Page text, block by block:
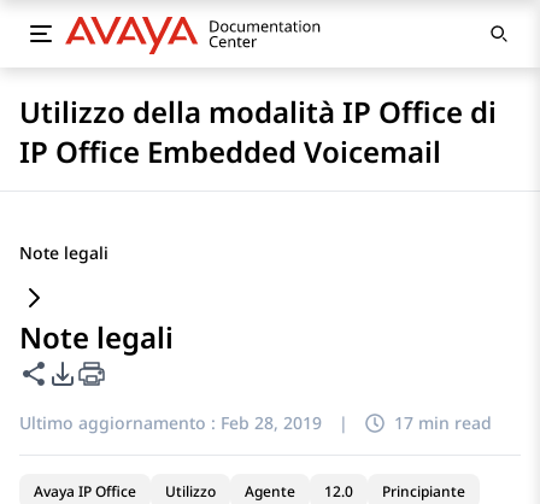
Utilizzo della modalità IP Office di
IP Office Embedded Voicemail
Note legali
Note legali
Condividi questa pagina
Opzioni di esportazione PDF
Ultimo aggiornamento : Feb 28, 2019 | 17 min read
Avaya IP Office Utilizzo Agente 12.0 Principiante